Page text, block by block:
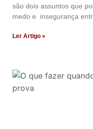
são dois assuntos que
medo e insegurança
Ler Artigo »